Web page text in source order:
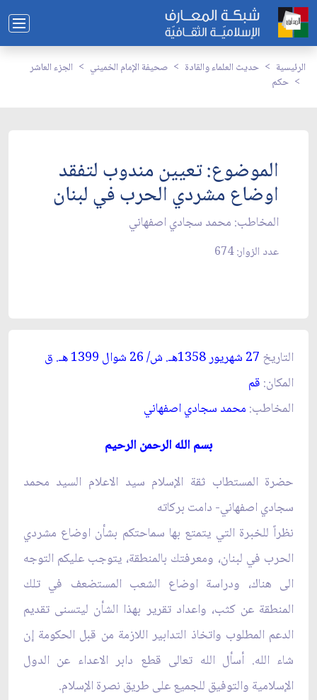
الرئيسية حديث العلماء والقادة صحيفة الإمام الخميني
الجزء العاشر
حكم
الموضوع: تعيين مندوب لتفقد
اوضاع مشردي الحرب في لبنان‏
المخاطب: محمد سجادي اصفهاني‏
عدد الزوار: 674
التاريخ 27 شهريور 1358 هـ. ش/ 26 شوال 1399 هـ. ق‏
المكان: قم‏
المخاطب: محمد سجادي اصفهاني‏
بسم الله الرحمن الرحيم‏
حضرة المستطاب ثقة الإسلام سيد الاعلام السيد محمد
سجادي اصفهاني- دامت بركاته‏
نظراً للخبرة التي يتمتع بها سماحتكم بشأن اوضاع مشردي
الحرب في لبنان، ومعرفتك بالمنطقة، يتوجب عليكم التوجه
الى هناك، ودراسة اوضاع الشعب المستضعف في تلك
المنطقة عن كثب، واعداد تقرير بهذا الشأن ليتسنى تقديم
الدعم المطلوب واتخاذ التدابير اللازمة من قبل الحكومة إن
شاء الله. أسأل الله تعالى قطع دابر الاعداء عن الدول
الإسلامية والتوفيق للجميع على طريق نصرة الإسلام.